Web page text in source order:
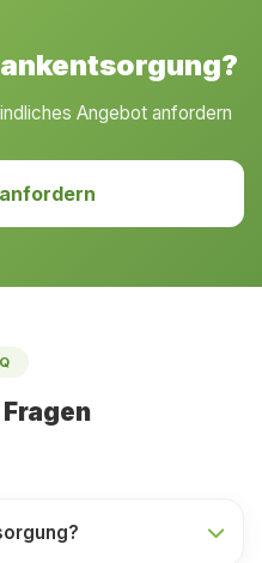
Angebot anfordern